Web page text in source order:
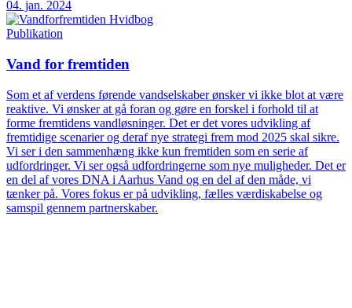
04. jan. 2024
Publikation
Vand for fremtiden
Som et af verdens førende vandselskaber ønsker vi ikke blot at være
reaktive. Vi ønsker at gå foran og gøre en forskel i forhold til at
forme fremtidens vandløsninger. Det er det vores udvikling af
fremtidige scenarier og deraf nye strategi frem mod 2025 skal sikre.
Vi ser i den sammenhæng ikke kun fremtiden som en serie af
udfordringer. Vi ser også udfordringerne som nye muligheder. Det er
en del af vores DNA i Aarhus Vand og en del af den måde, vi
tænker på. Vores fokus er på udvikling, fælles værdiskabelse og
samspil gennem partnerskaber.